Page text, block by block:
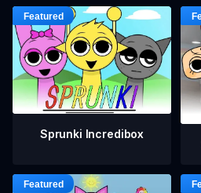
Sprunki Incredibox